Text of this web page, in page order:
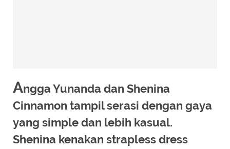
Angga Yunanda dan Shenina
Cinnamon tampil serasi dengan gaya
yang simple dan lebih kasual.
Shenina kenakan strapless dress